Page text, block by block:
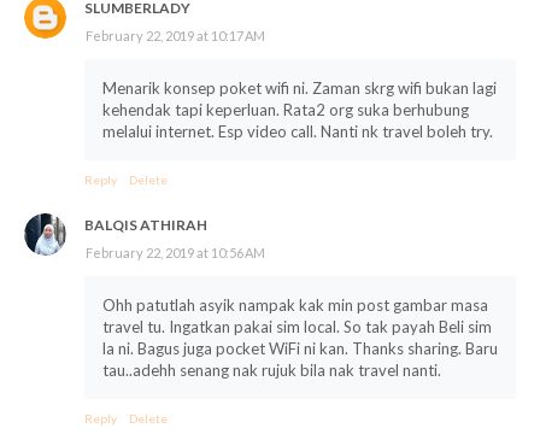
SLUMBERLADY
February 22, 2019 at 10:17 AM
Menarik konsep poket wifi ni. Zaman skrg wifi bukan lagi
kehendak tapi keperluan. Rata2 org suka berhubung
melalui internet. Esp video call. Nanti nk travel boleh try.
Reply Delete
BALQIS ATHIRAH
February 22, 2019 at 10:56 AM
Ohh patutlah asyik nampak kak min post gambar masa
travel tu. Ingatkan pakai sim local. So tak payah Beli sim
la ni. Bagus juga pocket WiFi ni kan. Thanks sharing. Baru
tau..adehh senang nak rujuk bila nak travel nanti.
Reply Delete